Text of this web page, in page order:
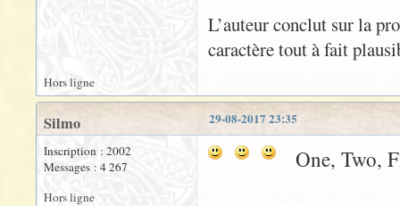
L’auteur conclut sur la
caractère tout à fait
Hors ligne
29-08-2017 23:35
Silmo
Inscription : 2002
Messages : 4 267
One, Two,
Hors ligne